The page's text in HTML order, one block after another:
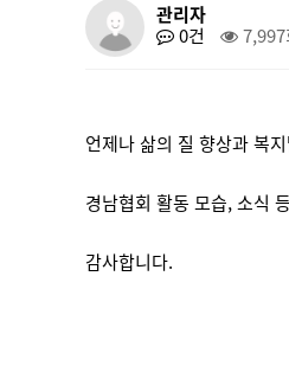
관리자
0건
7,997
언제나 삶의 질 향상과 복
경남협회 활동 모습, 소식
감사합니다.